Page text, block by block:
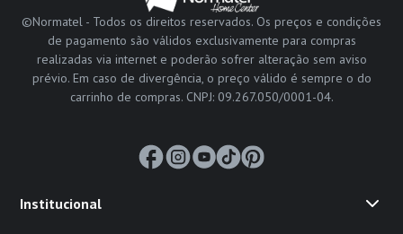
©Normatel - Todos os direitos reservados. Os preços e condições
de pagamento são válidos exclusivamente para compras
realizadas via internet e poderão sofrer alteração sem aviso
prévio. Em caso de divergência, o preço válido é sempre o do
carrinho de compras. CNPJ: 09.267.050/0001-04.
Institucional